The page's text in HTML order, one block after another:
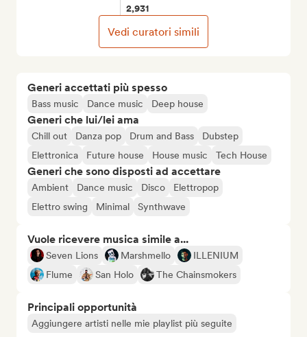
Generi accettati più spesso
Bass music Dance music Deep house
Generi che lui/lei ama
Chill out Danza pop Drum and Bass
Dubstep
Elettronica
Future house House music Tech House
Generi che sono disposti ad accettare
Ambient Dance music Disco
Elettropop
Elettro swing
Minimal Synthwave
Vuole ricevere musica simile a...
Seven Lions Marshmello
ILLENIUM
Flume
San Holo The Chainsmokers
Principali opportunità
Aggiungere artisti nelle mie playlist più seguite
2,931
Vedi curatori simili